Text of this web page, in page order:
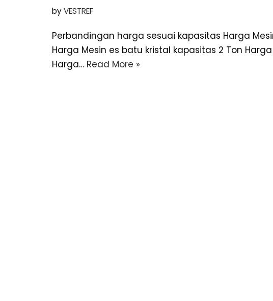
byVESTREF
Perbandingan harga sesuai kapasitas Harga
Harga Mesin es batu kristal kapasitas 2 Ton
Harga… Read More »